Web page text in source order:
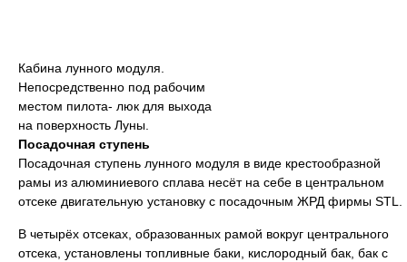
Кабина лунного модуля.
Непосредственно под рабочим
местом пилота- люк для выхода
на поверхность Луны.
Посадочная ступень
Посадочная ступень лунного модуля в виде крестообразной
рамы из алюминиевого сплава несёт на себе в центральном
отсеке двигательную установку с посадочным ЖРД фирмы STL.
В четырёх отсеках, образованных рамой вокруг центрального
отсека, установлены топливные баки, кислородный бак, бак с